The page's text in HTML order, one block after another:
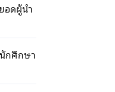
อดผู้นำ
กศึกษา